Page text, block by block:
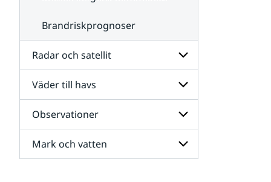
Brandriskprognoser
Radar och satellit
Undersidor
för
Radar
och
satellit
Väder till havs
Undersidor
för
Väder
till
havs
Observationer
Undersidor
för
Mark och vatten